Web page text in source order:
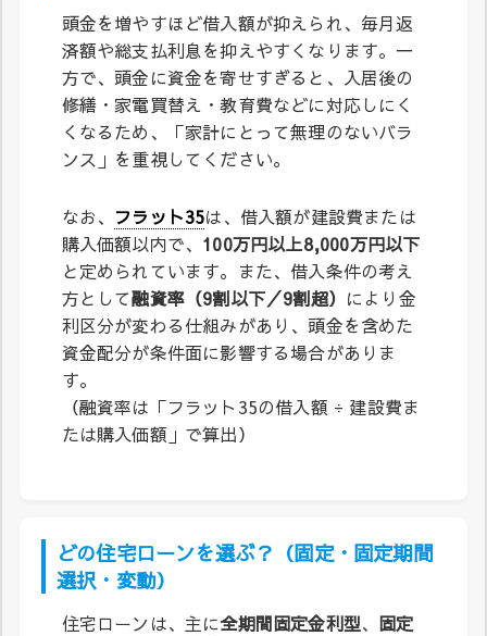
頭金を増やすほど借入額が抑えられ、毎月返
済額や総支払利息を抑えやすくなります。一
方で、頭金に資金を寄せすぎると、入居後の
修繕・家電買替え・教育費などに対応しにく
くなるため、「家計にとって無理のないバラ
ンス」を重視してください。
なお、 フラット35は、借入額が建設費または
購入価額以内で、 100万円以上8,000万円以下
と定められています。また、借入条件の考え
方として融資率（9割以下／9割超） により金
利区分が変わる仕組みがあり、頭金を含めた
資金配分が条件面に影響する場合がありま
す。
（融資率は「フラット35の借入額 ÷ 建設費ま
たは購入価額」で算出）
どの住宅ローンを選ぶ？（固定・固定期間
選択・変動）
住宅ローンは、主に全期間固定金利型、 固定